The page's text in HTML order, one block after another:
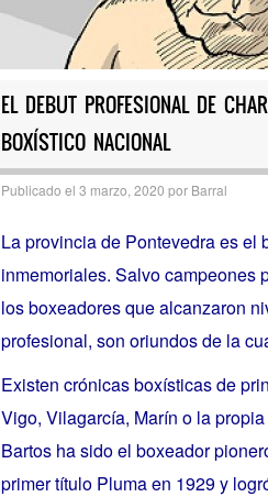
EL DEBUT PROFESIONAL DE
BOXÍSTICO NACIONAL
Publicado el 3 marzo, 2020 por Barral
La provincia de Pontevedra es
inmemoriales. Salvo campeones
los boxeadores que alcanzaron
profesional, son oriundos de la
Existen crónicas boxísticas de
Vigo, Vilagarcía, Marín o la
Bartos ha sido el boxeador
primer título Pluma en 1929 y